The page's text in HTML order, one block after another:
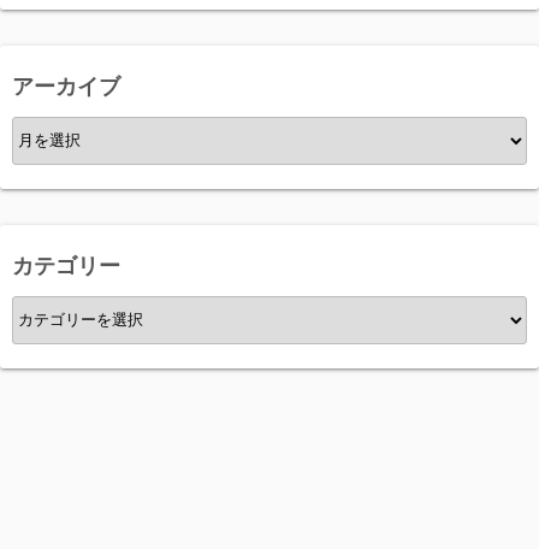
アーカイブ
ア
ー
カ
ブ
カテゴリー
カ
テ
ゴ